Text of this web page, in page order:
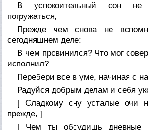
В успокоительный сон
погружаться,
Прежде чем снова не
сегодняшнем деле:
В чем провинился? Что мог
исполнил?
Перебери все в уме, начиная с
Радуйся добрым делам и себя
[ Сладкому сну усталые очи
прежде, ]
[ Чем ты обсудишь дневные